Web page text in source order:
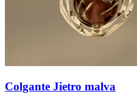
Colgante Jietro malva